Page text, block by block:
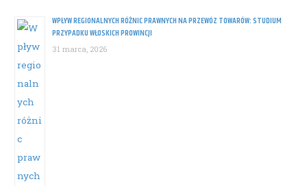
WPŁYW REGIONALNYCH RÓŻNIC PRAWNYCH NA PRZEWÓZ TOWARÓW: STUDIUM
PRZYPADKU WŁOSKICH PROWINCJI
31 marca, 2026